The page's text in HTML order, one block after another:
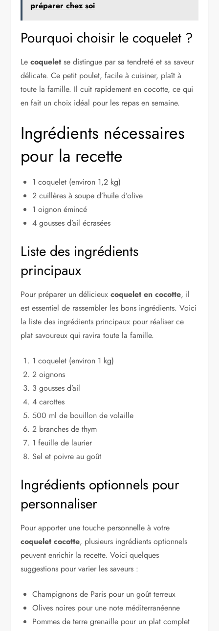
préparer chez soi
Pourquoi choisir le coquelet ?
Lecoquelet se distingue par sa tendreté et sa saveur
délicate. Ce petit poulet, facile à cuisiner, plaît à
toute la famille. Il cuit rapidement en cocotte, ce qui
en fait un choix idéal pour les repas en semaine.
Ingrédients nécessaires
pour la recette
1 coquelet (environ 1,2 kg)
2 cuillères à soupe d’huile d’olive
1 oignon émincé
4 gousses d’ail écrasées
Liste des ingrédients
principaux
Pour préparer un délicieuxcoquelet en cocotte, il
est essentiel de rassembler les bons ingrédients. Voici
la liste des ingrédients principaux pour réaliser ce
plat savoureux qui ravira toute la famille.
1 coquelet (environ 1 kg)
2 oignons
3 gousses d’ail
4 carottes
500 ml de bouillon de volaille
2 branches de thym
1 feuille de laurier
Sel et poivre au goût
Ingrédients optionnels pour
personnaliser
Pour apporter une touche personnelle à votre
coquelet cocotte, plusieurs ingrédients optionnels
peuvent enrichir la recette. Voici quelques
suggestions pour varier les saveurs :
Champignons de Paris pour un goût terreux
Olives noires pour une note méditerranéenne
Pommes de terre grenaille pour un plat complet